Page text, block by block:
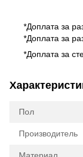
*Доплата за
*Доплата за
*Доплата за
Пол
Производитель
Материал